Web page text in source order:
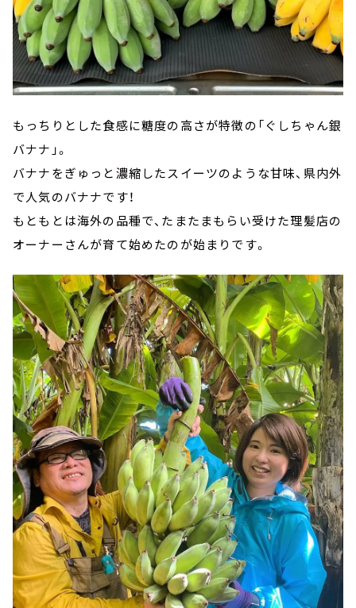
もっちりとした食感に糖度の高さが特徴の「ぐしちゃん銀
バナナ」。
バナナをぎゅっと濃縮したスイーツのような甘味、県内外
で人気のバナナです！
もともとは海外の品種で、たまたまもらい受けた理髪店の
オーナーさんが育て始めたのが始まりです。